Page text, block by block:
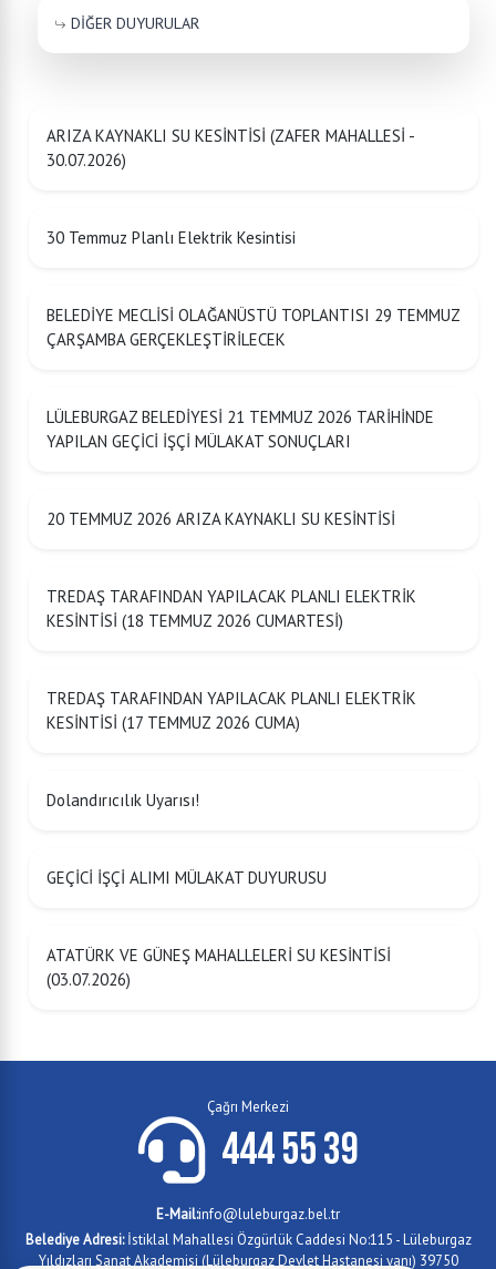
DİĞER DUYURULAR
ARIZA KAYNAKLI SU KESİNTİSİ (ZAFER MAHALLESİ -
30.07.2026)
30 Temmuz Planlı Elektrik Kesintisi
BELEDİYE MECLİSİ OLAĞANÜSTÜ TOPLANTISI 29 TEMMUZ
ÇARŞAMBA GERÇEKLEŞTİRİLECEK
LÜLEBURGAZ BELEDİYESİ 21 TEMMUZ 2026 TARİHİNDE
YAPILAN GEÇİCİ İŞÇİ MÜLAKAT SONUÇLARI
20 TEMMUZ 2026 ARIZA KAYNAKLI SU KESİNTİSİ
TREDAŞ TARAFINDAN YAPILACAK PLANLI ELEKTRİK
KESİNTİSİ (18 TEMMUZ 2026 CUMARTESİ)
TREDAŞ TARAFINDAN YAPILACAK PLANLI ELEKTRİK
KESİNTİSİ (17 TEMMUZ 2026 CUMA)
Dolandırıcılık Uyarısı!
GEÇİCİ İŞÇİ ALIMI MÜLAKAT DUYURUSU
ATATÜRK VE GÜNEŞ MAHALLELERİ SU KESİNTİSİ
(03.07.2026)
Çağrı Merkezi
444 55 39
E-Mail:info@luleburgaz.bel.tr
Belediye Adresi:İstiklal Mahallesi Özgürlük Caddesi No:115 - Lüleburgaz
Yıldızları Sanat Akademisi (Lüleburgaz Devlet Hastanesi yanı) 39750